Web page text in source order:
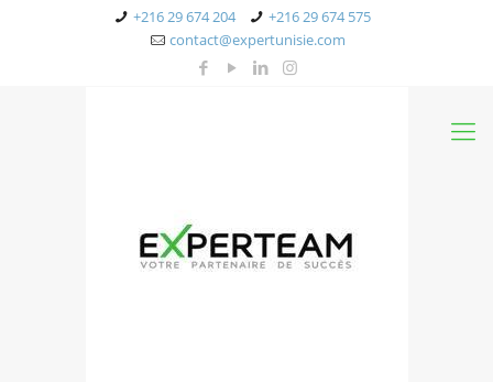
+216 29 674 204
+216 29 674 575
contact@expertunisie.com